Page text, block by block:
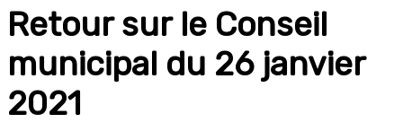
Retour sur le Conseil
municipal du 26 janvier
2021